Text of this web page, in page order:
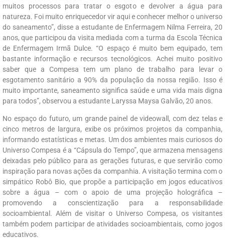
muitos processos para tratar o esgoto e devolver a água para
natureza. Foi muito enriquecedor vir aqui e conhecer melhor o universo
do saneamento”, disse a estudante de Enfermagem Nilma Ferreira, 20
anos, que participou da visita mediada com a turma da Escola Técnica
de Enfermagem Irmã Dulce. “O espaço é muito bem equipado, tem
bastante informação e recursos tecnológicos. Achei muito positivo
saber que a Compesa tem um plano de trabalho para levar o
esgotamento sanitário a 90% da população da nossa região. Isso é
muito importante, saneamento significa saúde e uma vida mais digna
para todos”, observou a estudante Laryssa Maysa Galvão, 20 anos.
No espaço do futuro, um grande painel de videowall, com dez telas e
cinco metros de largura, exibe os próximos projetos da companhia,
informando estatísticas e metas. Um dos ambientes mais curiosos do
Universo Compesa é a “Cápsula do Tempo”, que armazena mensagens
deixadas pelo público para as gerações futuras, e que servirão como
inspiração para novas ações da companhia. A visitação termina com o
simpático Robô Bio, que propõe a participação em jogos educativos
sobre a água – com o apoio de uma projeção holográfica –
promovendo a conscientização para a responsabilidade
socioambiental. Além de visitar o Universo Compesa, os visitantes
também podem participar de atividades socioambientais, como jogos
educativos.